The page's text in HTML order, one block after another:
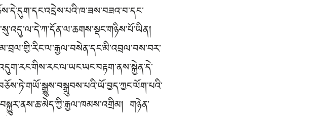
གཉེན་